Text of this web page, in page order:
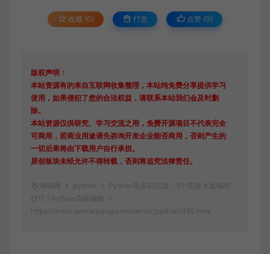
收藏 (0) 打赏 点赞 (0)
版权声明：
本站资源有的来自互联网收集整理，本站纯免费分享提供学习
使用，如果侵犯了您的合法权益，请联系本站我们会及时删
除。
本站资源仅供研究、学习交流之用，免费开源项目不代表完全
可商用，若商业用途请先咨询开发企业能否商用，否则产生的
一切后果将由下载用户自行承担。
原创板块未经允许不得转载，否则将追究法律责任。
淘吗网 python
Python异步IO实战：5个高效并发编程
技巧 | Python高级编程
https://www.taomawang.com/server/python/462.html